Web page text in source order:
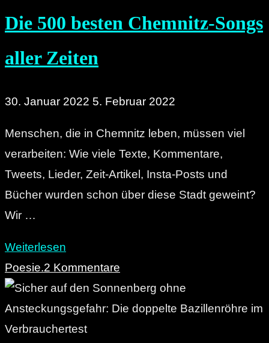
(Januar):
geilste
der
Die 500 besten Chemnitz-Songs
aller Zeiten
30. Januar 2022 5. Februar 2022
Menschen, die in Chemnitz leben, müssen viel
verarbeiten: Wie viele Texte, Kommentare,
Tweets, Lieder, Zeit-Artikel, Insta-Posts und
Bücher wurden schon über diese Stadt geweint?
Wir …
Weiterlesen
500
besten
Chemnitz-
Songs
Poesie.2 Kommentare